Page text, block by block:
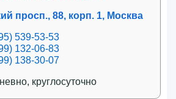
просп., 88, корп. 1, Москва
539-53-53
132-06-83
138-30-07
круглосуточно